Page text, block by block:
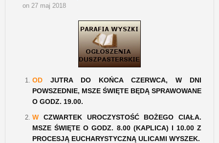
on 27 maj 2018
OD JUTRA DO KOŃCA CZERWCA, W DNI
POWSZEDNIE, MSZE ŚWIĘTE BĘDĄ SPRAWOWANE
O GODZ. 19.00.
W CZWARTEK UROCZYSTOŚĆ BOŻEGO CIAŁA.
MSZE ŚWIĘTE O GODZ. 8.00 (KAPLICA) I 10.00 Z
PROCESJĄ EUCHARYSTYCZNĄ ULICAMI WYSZEK.